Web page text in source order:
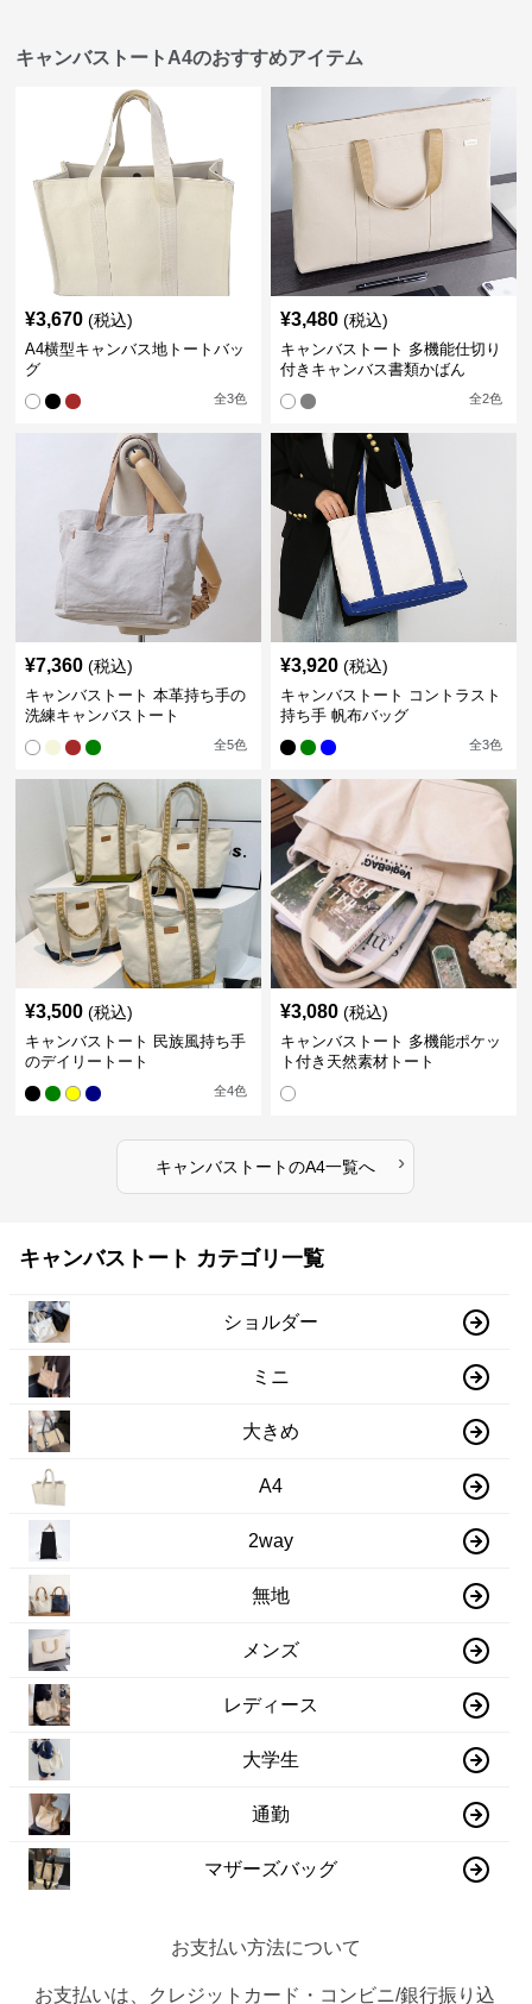
キャンバストートA4のおすすめアイテム
¥3,670 (税込)
A4横型キャンバス地トートバッ
グ
全3色
¥3,480 (税込)
キャンバストート 多機能仕切り
付きキャンバス書類かばん
全2色
¥7,360 (税込)
キャンバストート 本革持ち手の
洗練キャンバストート
全5色
¥3,920 (税込)
キャンバストート コントラスト
持ち手 帆布バッグ
全3色
¥3,500 (税込)
キャンバストート 民族風持ち手
のデイリートート
全4色
¥3,080 (税込)
キャンバストート 多機能ポケッ
ト付き天然素材トート
キャンバストートのA4一覧へ ›
キャンバストート カテゴリ一覧
ショルダー
ミニ
大きめ
A4
2way
無地
メンズ
レディース
大学生
通勤
マザーズバッグ
お支払い方法について
お支払いは、クレジットカード・コンビニ/銀行振り込